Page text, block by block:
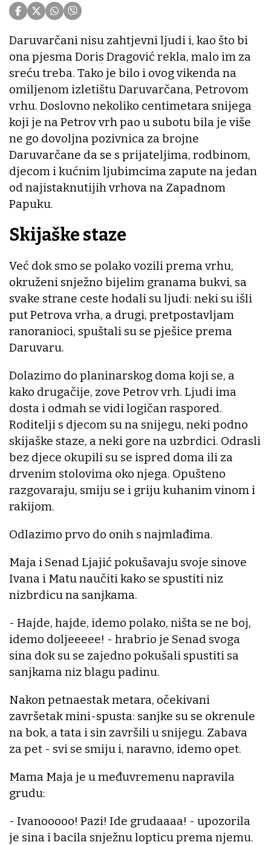
Daruvarčani nisu zahtjevni ljudi i, kao što bi
ona pjesma Doris Dragović rekla, malo im za
sreću treba. Tako je bilo i ovog vikenda na
omiljenom izletištu Daruvarčana, Petrovom
vrhu. Doslovno nekoliko centimetara snijega
koji je na Petrov vrh pao u subotu bila je više
ne go dovoljna pozivnica za brojne
Daruvarčane da se s prijateljima, rodbinom,
djecom i kućnim ljubimcima zapute na jedan
od najistaknutijih vrhova na Zapadnom
Papuku.
Skijaške staze
Već dok smo se polako vozili prema vrhu,
okruženi snježno bijelim granama bukvi, sa
svake strane ceste hodali su ljudi: neki su išli
put Petrova vrha, a drugi, pretpostavljam
ranoranioci, spuštali su se pješice prema
Daruvaru.
Dolazimo do planinarskog doma koji se, a
kako drugačije, zove Petrov vrh. Ljudi ima
dosta i odmah se vidi logičan raspored.
Roditelji s djecom su na snijegu, neki podno
skijaške staze, a neki gore na uzbrdici. Odrasli
bez djece okupili su se ispred doma ili za
drvenim stolovima oko njega. Opušteno
razgovaraju, smiju se i griju kuhanim vinom i
rakijom.
Odlazimo prvo do onih s najmlađima.
Maja i Senad Ljajić pokušavaju svoje sinove
Ivana i Matu naučiti kako se spustiti niz
nizbrdicu na sanjkama.
- Hajde, hajde, idemo polako, ništa se ne boj,
idemo doljeeeee! - hrabrio je Senad svoga
sina dok su se zajedno pokušali spustiti sa
sanjkama niz blagu padinu.
Nakon petnaestak metara, očekivani
završetak mini-spusta: sanjke su se okrenule
na bok, a tata i sin završili u snijegu. Zabava
za pet - svi se smiju i, naravno, idemo opet.
Mama Maja je u međuvremenu napravila
grudu:
- Ivanooooo! Pazi! Ide grudaaaa! - upozorila
je sina i bacila snježnu lopticu prema njemu.